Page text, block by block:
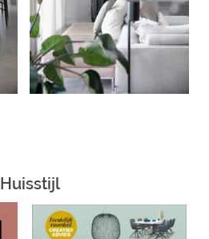
Huisstijl